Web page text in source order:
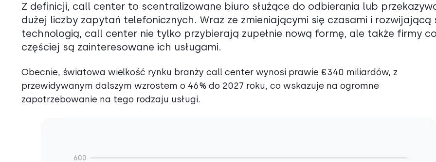
Z definicji, call center to scentralizowane biuro służące do odbierania lub
dużej liczby zapytań telefonicznych. Wraz ze zmieniającymi się czasami i rozwijającą
technologią, call center nie tylko przybierają zupełnie nową formę, ale także firmy
częściej są zainteresowane ich usługami.
Obecnie, światowa wielkość rynku branży call center wynosi prawie €340 miliardów, z
przewidywanym dalszym wzrostem o 46% do 2027 roku, co wskazuje na ogromne
zapotrzebowanie na tego rodzaju usługi.